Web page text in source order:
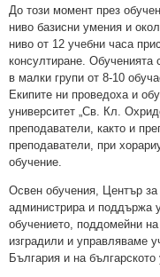
До този момент през
ниво базисни умения и
ниво от 12 учебни часа
консултиране.
в малки групи от 8-10
Екипите ни проведоха и
университет „Св. Кл.
преподаватели, както и
преподаватели, при
обучение.
Освен обучения, Център за
администрира и поддържа
обучението, поддомейни
изградили и управляваме
България и на